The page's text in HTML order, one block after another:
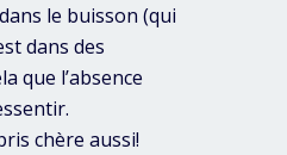
le buisson (qui
dans des
que l’absence
chère aussi!